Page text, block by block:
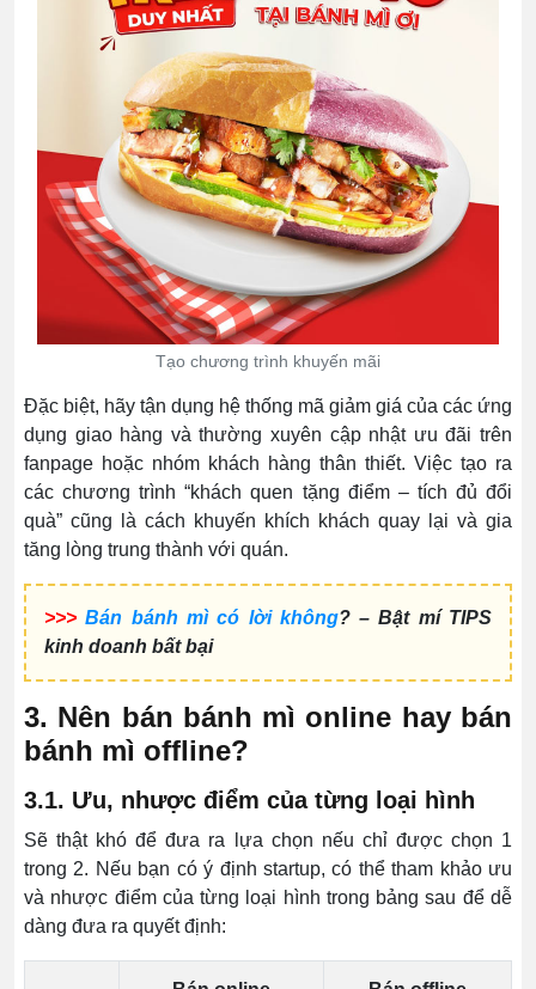
Tạo chương trình khuyến mãi
Đặc biệt, hãy tận dụng hệ thống mã giảm giá của các ứng
dụng giao hàng và thường xuyên cập nhật ưu đãi trên
fanpage hoặc nhóm khách hàng thân thiết. Việc tạo ra
các chương trình “khách quen tặng điểm – tích đủ đổi
quà” cũng là cách khuyến khích khách quay lại và gia
tăng lòng trung thành với quán.
>>> Bán bánh mì có lời không? – Bật mí TIPS
kinh doanh bất bại
3. Nên bán bánh mì online hay bán
bánh mì offline?
3.1. Ưu, nhược điểm của từng loại hình
Sẽ thật khó để đưa ra lựa chọn nếu chỉ được chọn 1
trong 2. Nếu bạn có ý định startup, có thể tham khảo ưu
và nhược điểm của từng loại hình trong bảng sau để dễ
dàng đưa ra quyết định: